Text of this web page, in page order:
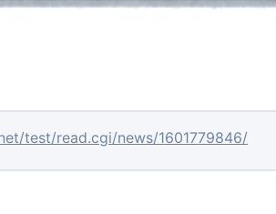
test/read.cgi/news/1601779846/